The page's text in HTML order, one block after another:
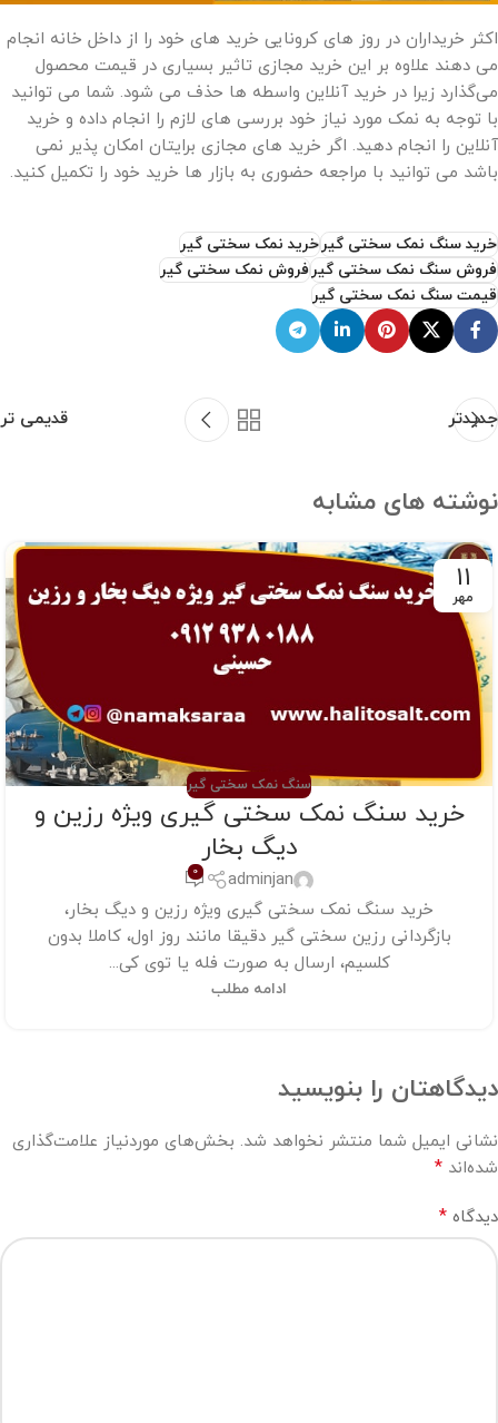
اکثر خریداران در روز های کرونایی خرید های خود را از داخل خانه انجام
می دهند علاوه بر این خرید مجازی تاثیر بسیاری در قیمت محصول
می‌گذارد زیرا در خرید آنلاین واسطه ها حذف می شود. شما می توانید
با توجه به نمک مورد نیاز خود بررسی های لازم را انجام داده و خرید
آنلاین را انجام دهید. اگر خرید های مجازی برایتان امکان پذیر نمی
باشد می توانید با مراجعه حضوری به بازار ها خرید خود را تکمیل کنید.
خرید سنگ نمک سختی گیر خرید نمک سختی گیر
فروش سنگ نمک سختی گیر فروش نمک سختی گیر
قیمت سنگ نمک سختی گیر
جدیدتر قدیمی تر
نوشته های مشابه
11
مهر
سنگ نمک سختی گیر
خرید سنگ نمک سختی گیری ویژه رزین و
دیگ بخار
adminjan
0
خرید سنگ نمک سختی گیری ویژه رزین و دیگ بخار،
بازگردانی رزین سختی گیر دقیقا مانند روز اول، کاملا بدون
کلسیم، ارسال به صورت فله یا توی کی...
ادامه مطلب
دیدگاهتان را بنویسید
نشانی ایمیل شما منتشر نخواهد شد. بخش‌های موردنیاز علامت‌گذاری
شده‌اند *
دیدگاه *